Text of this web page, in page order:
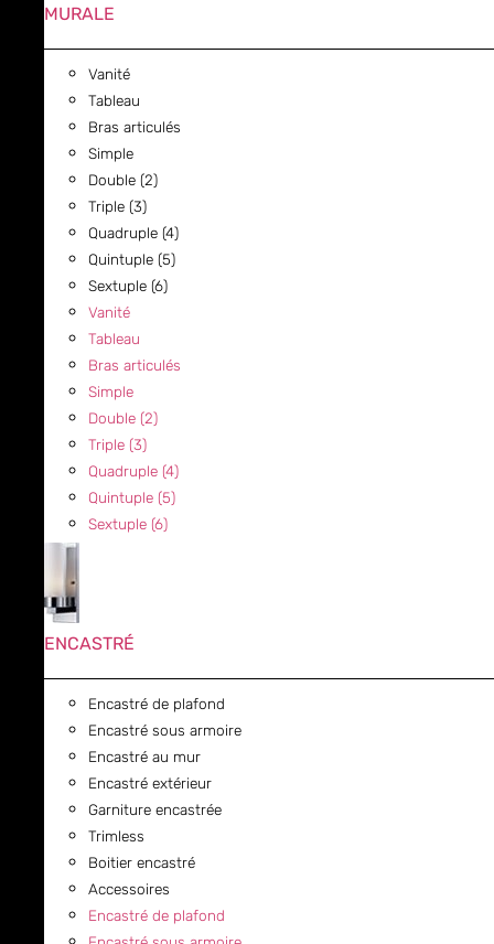
MURALE
Vanité
Tableau
Bras articulés
Simple
Double (2)
Triple (3)
Quadruple (4)
Quintuple (5)
Sextuple (6)
Vanité
Tableau
Bras articulés
Simple
Double (2)
Triple (3)
Quadruple (4)
Quintuple (5)
Sextuple (6)
ENCASTRÉ
Encastré de plafond
Encastré sous armoire
Encastré au mur
Encastré extérieur
Garniture encastrée
Trimless
Boitier encastré
Accessoires
Encastré de plafond